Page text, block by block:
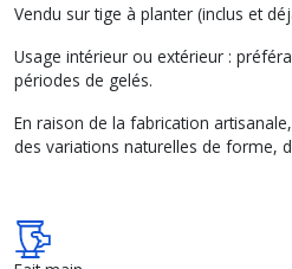
Vendu sur tige à planter (inclus et
Usage intérieur ou extérieur :
périodes de gelés.
En raison de la fabrication
des variations naturelles de forme,